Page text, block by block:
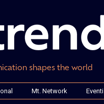
shapes the world
Mt. Network Eventi